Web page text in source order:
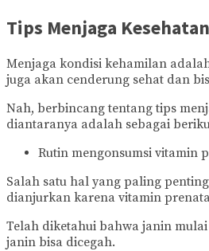
Tips Menjaga
Menjaga kondisi kehamilan
juga akan cenderung sehat dan
Nah, berbincang tentang tips
diantaranya adalah sebagai
Rutin mengonsumsi vitamin
Salah satu hal yang paling
dianjurkan karena vitamin
Telah diketahui bahwa janin
janin bisa dicegah.